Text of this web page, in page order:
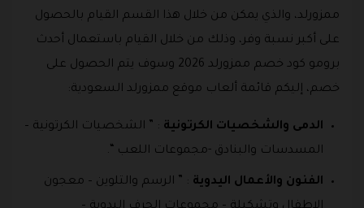
ممزورلد، والذي يمكن من خلال هذا القسم القيام بالحصول
على أكبر نسبة وفر، وذلك من خلال القيام باستعمال أحدث
برومو كود خصم ممزورلد 2026 وسوف يتم الحصول على
خصم، إليكم قائمة ألعاب موقع ممزورلد السعودية:
الدمى والشخصيات الكرتونية : ” الشخصيات الكرتونية –
المسدسات والبنادق -مجموعات اللعب “.
الفنون والأعمال اليدوية : ” الرسم والتلوين – معجون